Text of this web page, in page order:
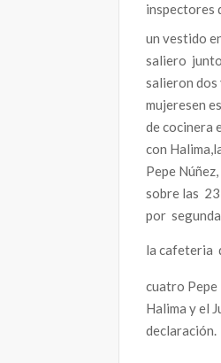
inspectores
un vestido
saliero
salieron dos
mujeresen
de cocinera
con
Pepe
sobre las
por
la
cuatro
Halima y el
declaración.